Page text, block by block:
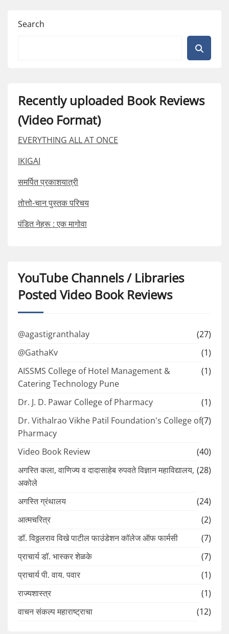
Search
Recently uploaded Book Reviews
(Video Format)
EVERYTHING ALL AT ONCE
IKIGAI
समर्पित प्रकाशयात्री
तोत्तो-चान पुस्तक परिचय
पंडित नेहरू : एक मागोवा
YouTube Channels / Libraries
Posted Video Book Reviews
@agastigranthalay
(27)
@GathaKv
(1)
AISSMS College of Hotel Management &
Catering Technology Pune
(1)
Dr. J. D. Pawar College of Pharmacy
(1)
Dr. Vithalrao Vikhe Patil Foundation's College of
Pharmacy
(7)
Video Book Review
(40)
अगस्ति कला, वाणिज्य व दादासाहेब रुपवते विज्ञान महाविद्यालय,
अकोले
(28)
अगस्ति ग्रंथालय
(24)
आत्मचरित्र
(2)
डॉ. विठ्ठलराव विखे पाटील फाउंडेशन कॉलेज ऑफ फार्मसी
(7)
प्राचार्य डॉ. भास्कर शेळके
(7)
प्राचार्य पी. वाय. पवार
(1)
राज्यशास्त्र
(1)
वाचन संकल्प महाराष्ट्राचा
(12)